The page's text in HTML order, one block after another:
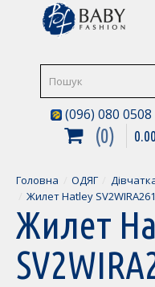
(096) 080 0508
0 0.00
Головна ОДЯГ
Жилет Hatley SV2WIRA261
Жилет